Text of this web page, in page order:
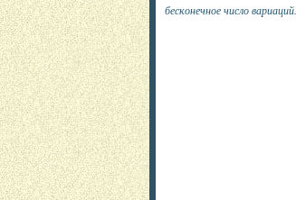
бесконечное число вариаций.